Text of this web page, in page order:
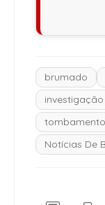
brumado
investigação
tombamento
Notícias De